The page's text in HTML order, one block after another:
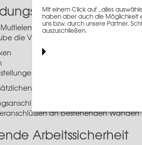
Multielement 90 x 340 cm verfügt über
die Verwendung bei:
Mehrlochprofile können
an bestehenden Wänden
an bestehenden Wänden
Arbeitssicherheit
Mit einem Click auf „alles
haben aber auch die Möglichkeit
uns bzw. durch unsere Partner.
auszuschließen.